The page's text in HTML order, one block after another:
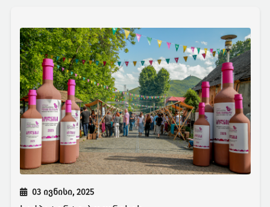
03 ივნისი, 2025